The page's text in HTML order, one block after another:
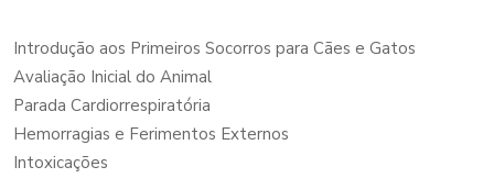
Introdução aos Primeiros Socorros para Cães e Gatos
Avaliação Inicial do Animal
Parada Cardiorrespiratória
Hemorragias e Ferimentos Externos
Intoxicações